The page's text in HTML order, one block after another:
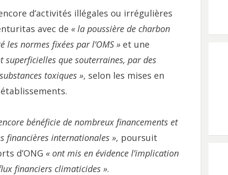
d’activités illégales ou irrégulières
avec de « la poussière de charbon
les normes fixées par l’OMS »et une
superficielles que souterraines, par des
toxiques », selon les mises en
bénéficie de nombreux financements et
financières internationales », poursuit
d’ONG « ont mis en évidence l’implication
financiers climaticides ».